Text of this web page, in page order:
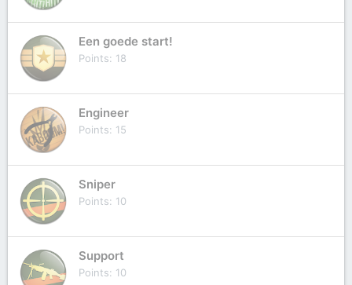
Een goede start!
Points 18
Engineer
Points 15
Sniper
Points 10
Support
Points 10